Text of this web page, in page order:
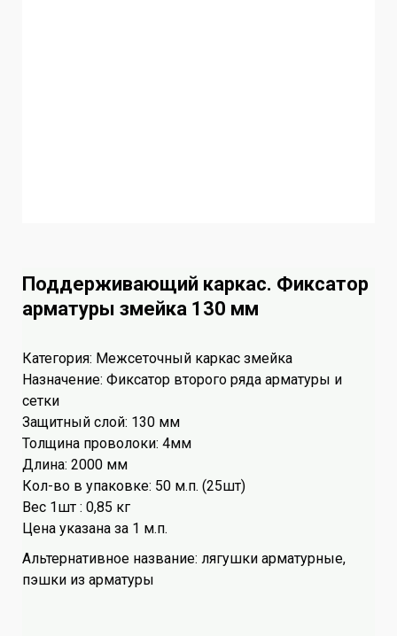
Поддерживающий каркас. Фиксатор
арматуры змейка 130 мм
Категория: Межсеточный каркас змейка
Назначение: Фиксатор второго ряда арматуры и
сетки
Защитный слой: 130 мм
Толщина проволоки: 4мм
Длина: 2000 мм
Кол-во в упаковке: 50 м.п. (25шт)
Вес 1шт : 0,85 кг
Цена указана за 1 м.п.
Альтернативное название: лягушки арматурные,
пэшки из арматуры